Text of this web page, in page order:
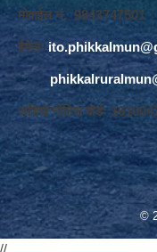
मोवाईल नं. 9843747501
ईमेलः
अडियो नोटिस वोर्डः
©
//